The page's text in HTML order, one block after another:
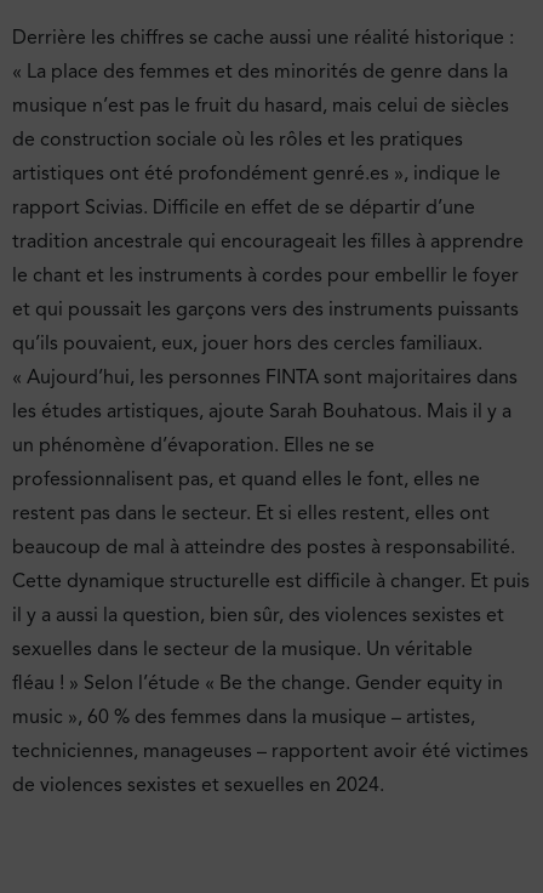
Derrière les chiffres se cache aussi une réalité historique :
« La place des femmes et des minorités de genre dans la
musique n’est pas le fruit du hasard, mais celui de siècles
de construction sociale où les rôles et les pratiques
artistiques ont été profondément genré.es », indique le
rapport Scivias. Difficile en effet de se départir d’une
tradition ancestrale qui encourageait les filles à apprendre
le chant et les instruments à cordes pour embellir le foyer
et qui poussait les garçons vers des instruments puissants
qu’ils pouvaient, eux, jouer hors des cercles familiaux.
« Aujourd’hui, les personnes FINTA sont majoritaires dans
les études artistiques, ajoute Sarah Bouhatous. Mais il y a
un phénomène d’évaporation. Elles ne se
professionnalisent pas, et quand elles le font, elles ne
restent pas dans le secteur. Et si elles restent, elles ont
beaucoup de mal à atteindre des postes à responsabilité.
Cette dynamique structurelle est difficile à changer. Et puis
il y a aussi la question, bien sûr, des violences sexistes et
sexuelles dans le secteur de la musique. Un véritable
fléau ! » Selon l’étude « Be the change. Gender equity in
music », 60 % des femmes dans la musique – artistes,
techniciennes, manageuses – rapportent avoir été victimes
de violences sexistes et sexuelles en 2024.